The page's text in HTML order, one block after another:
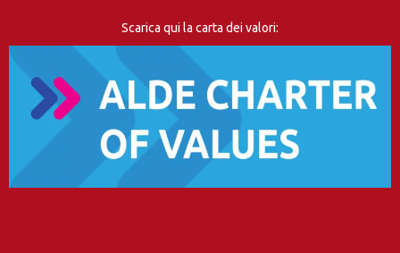
Scarica qui la carta dei valori: